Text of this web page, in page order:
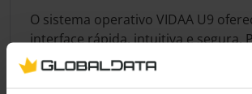
O sistema operativo VIDAA U9
interface rápida, intuitiva e segura.
acesso direto a aplicações
Netflix, Prime Video e YouTube. A